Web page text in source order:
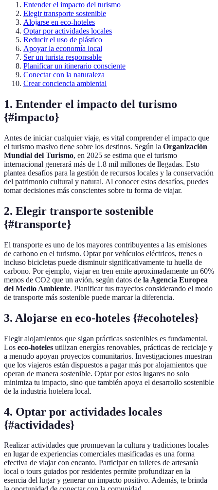
Entender el impacto del turismo
Elegir transporte sostenible
Alojarse en eco-hoteles
Optar por actividades locales
Reducir el uso de plástico
Apoyar la economía local
Ser un turista responsable
Planificar un itinerario consciente
Conectar con la naturaleza
Crear conciencia ambiental
1. Entender el impacto del turismo
{#impacto}
Antes de iniciar cualquier viaje, es vital comprender el impacto que
el turismo masivo tiene sobre los destinos. Según la Organización
Mundial del Turismo, en 2025 se estima que el turismo
internacional generará más de 1.8 mil millones de llegadas. Esto
plantea desafíos para la gestión de recursos locales y la conservación
del patrimonio cultural y natural. Al conocer estos desafíos, puedes
tomar decisiones más conscientes sobre tu forma de viajar.
2. Elegir transporte sostenible
{#transporte}
El transporte es uno de los mayores contribuyentes a las emisiones
de carbono en el turismo. Optar por vehículos eléctricos, trenes o
incluso bicicletas puede disminuir significativamente tu huella de
carbono. Por ejemplo, viajar en tren emite aproximadamente un 60%
menos de CO2 que un avión, según datos de la Agencia Europea
del Medio Ambiente. Planificar tus trayectos considerando el modo
de transporte más sostenible puede marcar la diferencia.
3. Alojarse en eco-hoteles {#ecohoteles}
Elegir alojamientos que sigan prácticas sostenibles es fundamental.
Los eco-hoteles utilizan energías renovables, prácticas de reciclaje y
a menudo apoyan proyectos comunitarios. Investigaciones muestran
que los viajeros están dispuestos a pagar más por alojamientos que
operan de manera sostenible. Optar por estos lugares no solo
minimiza tu impacto, sino que también apoya el desarrollo sostenible
de la industria hotelera local.
4. Optar por actividades locales
{#actividades}
Realizar actividades que promuevan la cultura y tradiciones locales
en lugar de experiencias comerciales masificadas es una forma
efectiva de viajar con encanto. Participar en talleres de artesanía
local o tours guiados por residentes permite profundizar en la
esencia del lugar y generar un impacto positivo. Además, te brinda